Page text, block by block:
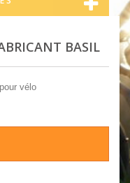
BASIL
vélo